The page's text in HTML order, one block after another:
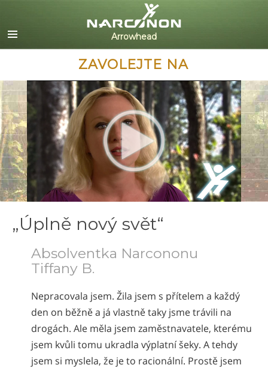
Dansk
Deutsch
Ελληνικά (Greek)
Español
Français
Hebrew
Magyar
Italiano
日本語 (Japanese)
Nederlands
Norsk
Svenska
Arabic
Ukrainian
Čeština
Turkish
ZAVOLEJTE NA
„Úplně nový svět“
Absolventka Narcononu
Tiffany B.
Nepracovala jsem. Žila jsem s přítelem a každý
den on běžně a já vlastně taky jsme trávili na
drogách. Ale měla jsem zaměstnavatele, kterému
jsem kvůli tomu ukradla výplatní šeky. A tehdy
jsem si myslela, že je to racionální. Prostě jsem